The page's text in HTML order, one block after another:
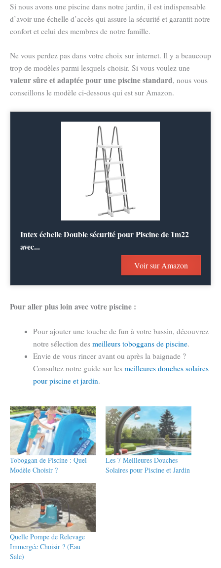
Si nous avons une piscine dans notre jardin, il est indispensable
d’avoir une échelle d’accès qui assure la sécurité et garantit notre
confort et celui des membres de notre famille.
Ne vous perdez pas dans votre choix sur internet. Il y a beaucoup
trop de modèles parmi lesquels choisir. Si vous voulez une
valeur sûre et adaptée pour une piscine standard, nous vous
conseillons le modèle ci-dessous qui est sur Amazon.
Intex échelle Double sécurité pour Piscine de 1m22
avec...
Voir sur Amazon
Pour aller plus loin avec votre piscine :
Pour ajouter une touche de fun à votre bassin, découvrez
notre sélection des meilleurs toboggans de piscine.
Envie de vous rincer avant ou après la baignade ?
Consultez notre guide sur les meilleures douches solaires
pour piscine et jardin.
Toboggan de Piscine : Quel
Modèle Choisir ?
Les 7 Meilleures Douches
Solaires pour Piscine et Jardin
Quelle Pompe de Relevage
Immergée Choisir ? (Eau
Sale)